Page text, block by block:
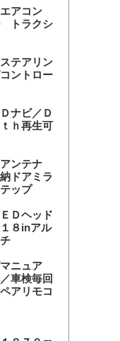
エアコン
トラクシ
テアリン
ントロー
ナビ／Ｄ
ｈ再生可
ンテナ
ドアミラ
ップ
Ｄヘッド
８inアル
ニュア
車検毎回
アリモコ